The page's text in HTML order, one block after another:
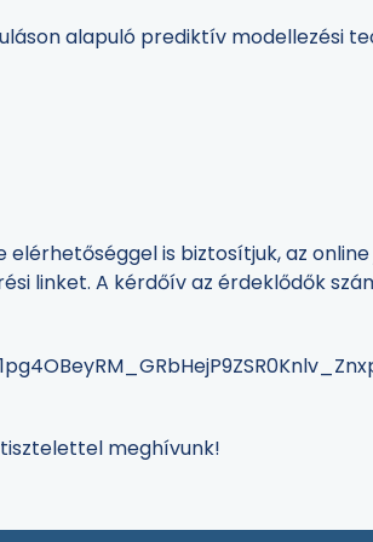
alapuló prediktív modellezési
elérhetőséggel is biztosítjuk, az
linket. A kérdőív az érdeklődők
meghívunk!